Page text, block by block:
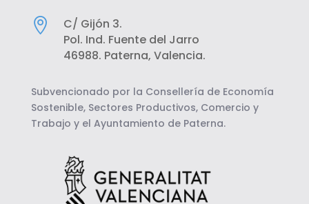

C/ Gijón 3.
Pol. Ind. Fuente del Jarro
46988. Paterna, Valencia.
Subvencionado por la Consellería de Economía
Sostenible, Sectores Productivos, Comercio y
Trabajo y el Ayuntamiento de Paterna.